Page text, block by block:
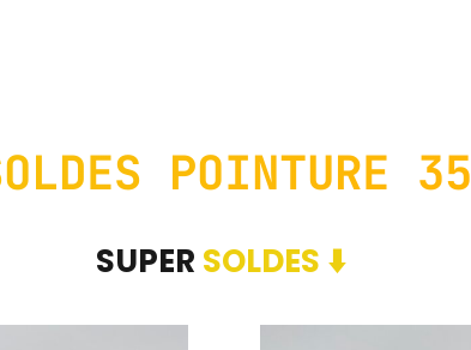
POINTURE 35
SUPER SOLDES ⬇️